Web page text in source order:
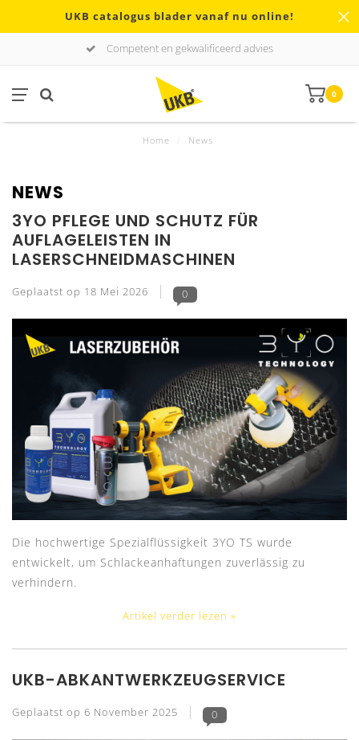
UKB catalogus blader vanaf nu online!
Competent en gekwalificeerd advies
0
Home News
NEWS
3YO PFLEGE UND SCHUTZ FÜR
AUFLAGELEISTEN IN
LASERSCHNEIDMASCHINEN
Geplaatst op 18 Mei 2026 0
Die hochwertige Spezialflüssigkeit 3YO TS wurde
entwickelt, um Schlackeanhaftungen zuverlässig zu
verhindern.
Artikel verder lezen »
UKB-ABKANTWERKZEUGSERVICE
Geplaatst op 6 November 2025 0